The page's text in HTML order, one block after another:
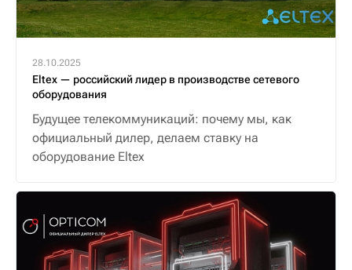
28.10.2025
Eltex — российский лидер в производстве сетевого
оборудования
Будущее телекоммуникаций: почему мы, как
официальный дилер, делаем ставку на
оборудование Eltex